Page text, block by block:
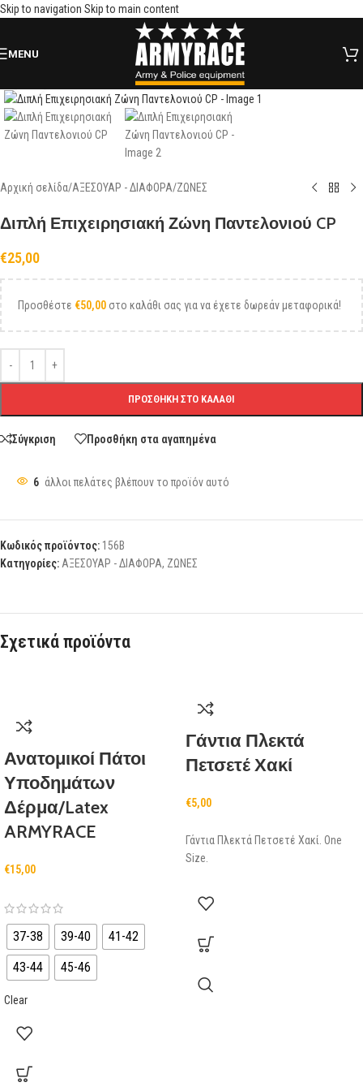
Skip to navigation Skip to main content
MENU
Αρχική σελίδα/ΑΞΕΣΟΥΑΡ - ΔΙΑΦΟΡΑ/ΖΩΝΕΣ
Διπλή Επιχειρησιακή Ζώνη Παντελονιού CP
€25,00
Προσθέστε €50,00 στο καλάθι σας για να έχετε δωρεάν μεταφορικά!
ΠΡΟΣΘΉΚΗ ΣΤΟ ΚΑΛΆΘΙ
Σύγκριση Προσθήκη στα αγαπημένα
6 άλλοι πελάτες βλέπουν το προϊόν αυτό
Κωδικός προϊόντος: 156Β
Κατηγορίες:ΑΞΕΣΟΥΑΡ - ΔΙΑΦΟΡΑ, ΖΩΝΕΣ
Σχετικά προϊόντα
Ανατομικοί Πάτοι
Υποδημάτων
Δέρμα/Latex
ARMYRACE
€15,00
37-38 39-40
41-42
43-44
45-46
Clear
Γάντια Πλεκτά
Πετσετέ Χακί
€5,00
Γάντια Πλεκτά Πετσετέ Χακί. One
Size.